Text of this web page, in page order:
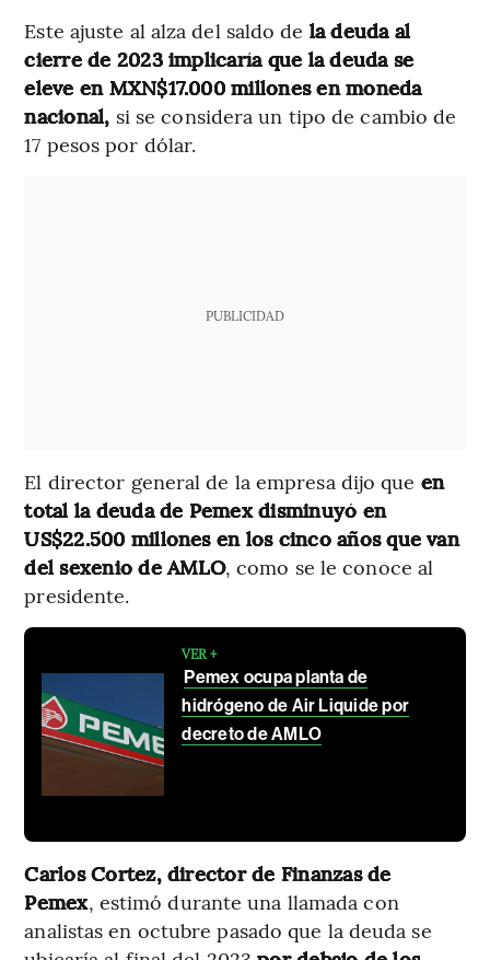
Este ajuste al alza del saldo de la deuda al
cierre de 2023 implicaría que la deuda se
eleve en MXN$17.000 millones en moneda
nacional, si se considera un tipo de cambio de
17 pesos por dólar.
PUBLICIDAD
El director general de la empresa dijo que en
total la deuda de Pemex disminuyó en
US$22.500 millones en los cinco años que van
del sexenio de AMLO, como se le conoce al
presidente.
VER +
Pemex ocupa planta de
hidrógeno de Air Liquide por
decreto de AMLO
Carlos Cortez, director de Finanzas de
Pemex, estimó durante una llamada con
analistas en octubre pasado que la deuda se